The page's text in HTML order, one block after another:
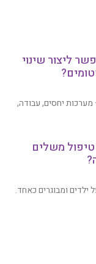
ליצור שינוי
יחסים, עבודה,
משלים
ומבוגרים כאחד.